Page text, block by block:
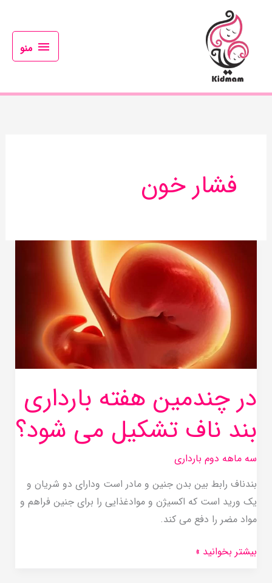
منو
فشار خون
در چندمین هفته بارداری
بند ناف تشکیل می شود؟
سه ماهه دوم بارداری
بندناف رابط بین بدن جنین و مادر است ودارای دو شریان و
یک ورید است که اکسیژن و موادغذایی را برای جنین فراهم و
مواد مضر را دفع می کند.
چندمین
بارداری
تشکیل
می
شود؟
بیشتر بخوانید »